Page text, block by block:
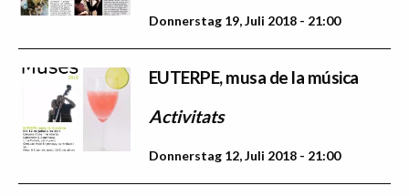
Donnerstag 19, Juli 2018 - 21:00
EUTERPE, musa de la música
Activitats
Donnerstag 12, Juli 2018 - 21:00